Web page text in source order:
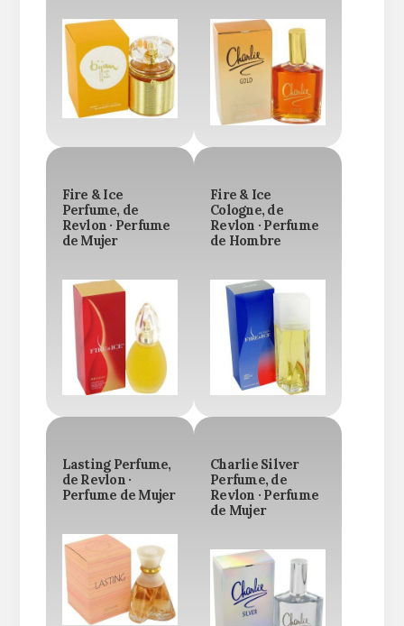
Fire & Ice
Perfume, de
Revlon · Perfume
de Mujer
Fire & Ice
Cologne, de
Revlon · Perfume
de Hombre
Lasting Perfume,
de Revlon ·
Perfume de Mujer
Charlie Silver
Perfume, de
Revlon · Perfume
de Mujer